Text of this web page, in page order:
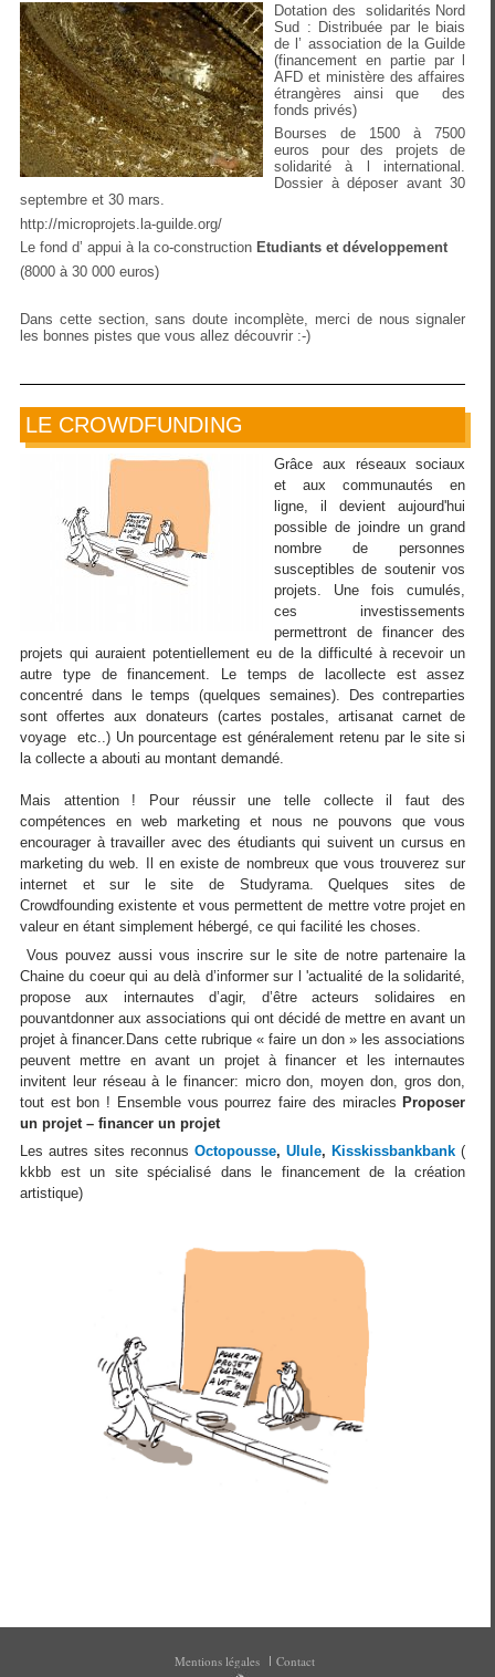
Dotation des solidarités Nord
Sud : Distribuée par le biais
de l’ association de la Guilde
(financement en partie par l
AFD et ministère des affaires
étrangères ainsi que des
fonds privés)
Bourses de 1500 à 7500
euros pour des projets de
solidarité à l international.
Dossier à déposer avant 30
septembre et 30 mars.
http://microprojets.la-guilde.org/
Le fond d’ appui à la co-construction Etudiants et développement
(8000 à 30 000 euros)
Dans cette section, sans doute incomplète, merci de nous signaler
les bonnes pistes que vous allez découvrir :-)
LE CROWDFUNDING
Grâce aux réseaux sociaux
et aux communautés en
ligne, il devient aujourd'hui
possible de joindre un grand
nombre de personnes
susceptibles de soutenir vos
projets. Une fois cumulés,
ces investissements
permettront de financer des
projets qui auraient potentiellement eu de la difficulté à recevoir un
autre type de financement. Le temps de lacollecte est assez
concentré dans le temps (quelques semaines). Des contreparties
sont offertes aux donateurs (cartes postales, artisanat carnet de
voyage etc..) Un pourcentage est généralement retenu par le site si
la collecte a abouti au montant demandé.
Mais attention ! Pour réussir une telle collecte il faut des
compétences en web marketing et nous ne pouvons que vous
encourager à travailler avec des étudiants qui suivent un cursus en
marketing du web. Il en existe de nombreux que vous trouverez sur
internet et sur le site de Studyrama. Quelques sites de
Crowdfounding existente et vous permettent de mettre votre projet en
valeur en étant simplement hébergé, ce qui facilité les choses.
Vous pouvez aussi vous inscrire sur le site de notre partenaire la
Chaine du coeur qui au delà d’informer sur l 'actualité de la solidarité,
propose aux internautes d’agir, d’être acteurs solidaires en
pouvantdonner aux associations qui ont décidé de mettre en avant un
projet à financer.Dans cette rubrique « faire un don » les associations
peuvent mettre en avant un projet à financer et les internautes
invitent leur réseau à le financer: micro don, moyen don, gros don,
tout est bon ! Ensemble vous pourrez faire des miracles Proposer
un projet – financer un projet
Les autres sites reconnusOctopousse,Ulule, Kisskissbankbank(
kkbb est un site spécialisé dans le financement de la création
artistique)
Mentions légales Contact